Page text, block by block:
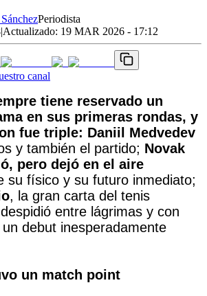
Periodista
|Actualizado: 19 MAR 2026 - 17:12
canal
tiene reservado un
en sus primeras rondas, y
fue triple: Daniil Medvedev
y también el partido; Novak
pero dejó en el aire
su físico y su futuro inmediato;
, la gran carta del tenis
entre lágrimas y con
debut inesperadamente
un match point